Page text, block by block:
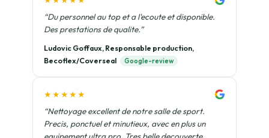
“Du personnel au top et a l'ecoute et disponible.
Des prestations de qualite.”
Ludovic Goffaux, Responsable production,
Becoflex/Coverseal
Google-review
★★★★★
“Nettoyage excellent de notre salle de sport.
Precis, ponctuel et minutieux, avec en plus un